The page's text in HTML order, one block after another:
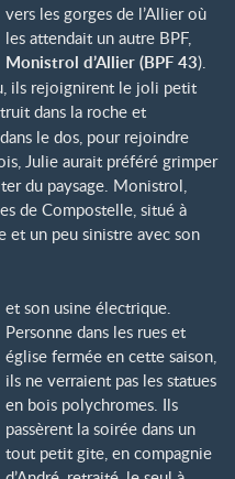
vers les gorges de l’Allier où
les attendait un autre BPF,
Monistrol d’Allier (BPF 43).
ils rejoignirent le joli petit
dans la roche et
le dos, pour rejoindre
Julie aurait préféré grimper
du paysage. Monistrol,
de Compostelle, situé à
et un peu sinistre avec son
et son usine électrique.
Personne dans les rues et
église fermée en cette saison,
ils ne verraient pas les statues
en bois polychromes. Ils
passèrent la soirée dans un
tout petit gite, en compagnie